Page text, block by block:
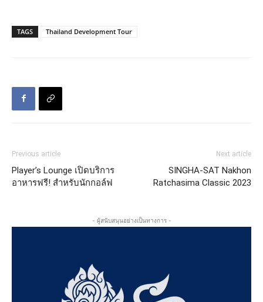
TAGS Thailand Development Tour
Previous article
Player’s Lounge เปิดบริการ
อาหารฟรี! สำหรับนักกอล์ฟ
Next article
SINGHA-SAT Nakhon
Ratchasima Classic 2023
- ผู้สนับสนุนอย่างเป็นทางการ -